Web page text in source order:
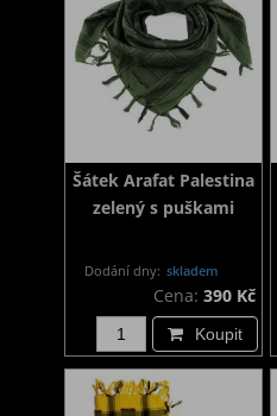
Šátek Arafat Palestina
zelený s puškami
Dodání dny: skladem
Cena: 390 Kč
Koupit